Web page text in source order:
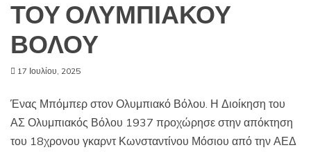
ΤΟΥ ΟΛΥΜΠΙΑΚΟΥ
ΒΟΛΟΥ
17 Ιουλίου, 2025
Ένας Μπόμπερ στον Ολυμπιακό Βόλου. Η Διοίκηση του
ΑΣ Ολυμπιακός Βόλου 1937 προχώρησε στην απόκτηση
του 18χρονου γκαρντ Κωνσταντίνου Μόσιου από την ΑΕΔ